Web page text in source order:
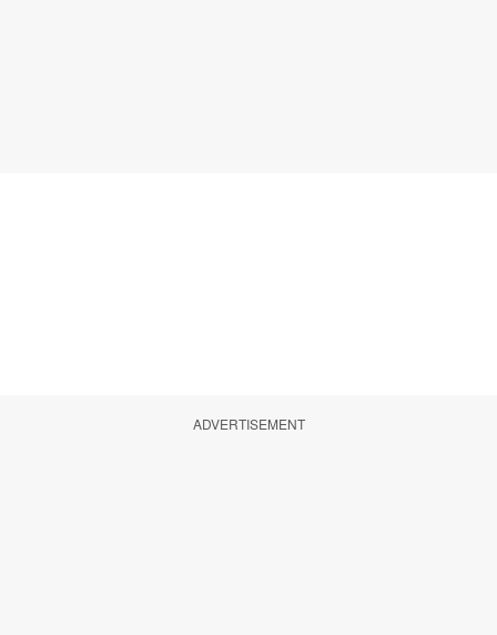
ADVERTISEMENT